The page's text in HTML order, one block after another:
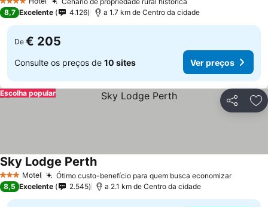
4 Estrelas
8,7 Excelente 4.126 a 1.7 km de Centro da cidade
De € 205
Consulte os preços de 10 sites Ver preços
Partilhar
Escolha popular
3 EstrelasMotel Ótimo custo-benefício para quem busca economizar
Sky Lodge Perth
8,5 Excelente 2.545 a 2.1 km de Centro da cidade